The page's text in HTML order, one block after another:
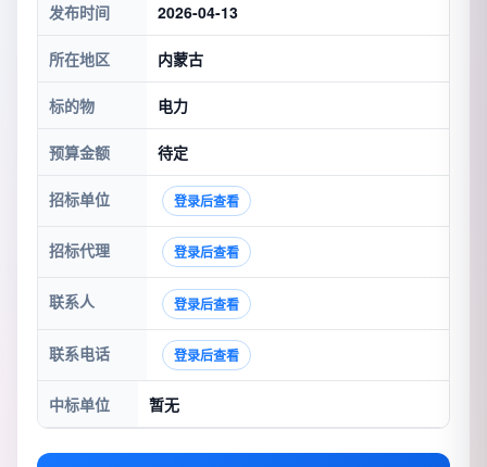
发布时间 2026-04-13
所在地区 内蒙古
标的物 电力
预算金额 待定
招标单位 登录后查看
招标代理 登录后查看
联系人 登录后查看
联系电话 登录后查看
中标单位 暂无